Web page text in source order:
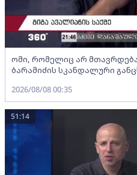
ომი, რომელიც არ
ბარამიძის სკანდალური
2026/08/08 00:35
51:14